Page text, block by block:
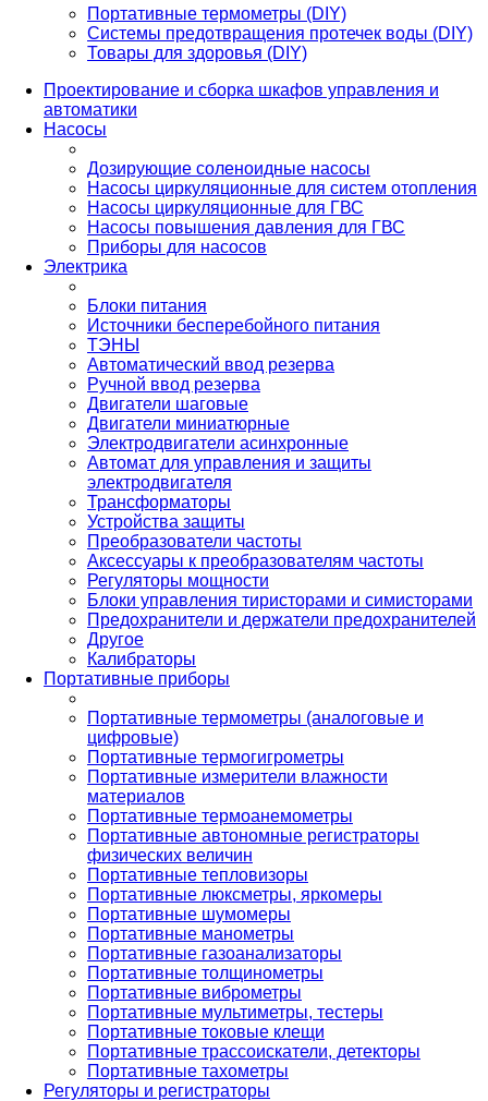
Портативные термометры (DIY)
Системы предотвращения протечек воды (DIY)
Товары для здоровья (DIY)
Проектирование и сборка шкафов управления и
автоматики
Насосы
Дозирующие соленоидные насосы
Насосы циркуляционные для систем отопления
Насосы циркуляционные для ГВС
Насосы повышения давления для ГВС
Приборы для насосов
Электрика
Блоки питания
Источники бесперебойного питания
ТЭНЫ
Автоматический ввод резерва
Ручной ввод резерва
Двигатели шаговые
Двигатели миниатюрные
Электродвигатели асинхронные
Автомат для управления и защиты
электродвигателя
Трансформаторы
Устройства защиты
Преобразователи частоты
Аксессуары к преобразователям частоты
Регуляторы мощности
Блоки управления тиристорами и симисторами
Предохранители и держатели предохранителей
Другое
Калибраторы
Портативные приборы
Портативные термометры (аналоговые и
цифровые)
Портативные термогигрометры
Портативные измерители влажности
материалов
Портативные термоанемометры
Портативные автономные регистраторы
физических величин
Портативные тепловизоры
Портативные люксметры, яркомеры
Портативные шумомеры
Портативные манометры
Портативные газоанализаторы
Портативные толщинометры
Портативные виброметры
Портативные мультиметры, тестеры
Портативные токовые клещи
Портативные трассоискатели, детекторы
Портативные тахометры
Регуляторы и регистраторы